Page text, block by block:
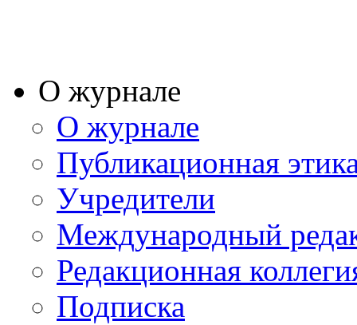
О журнале
О журнале
Публикационная
Учредители
Международный
Редакционная
Подписка